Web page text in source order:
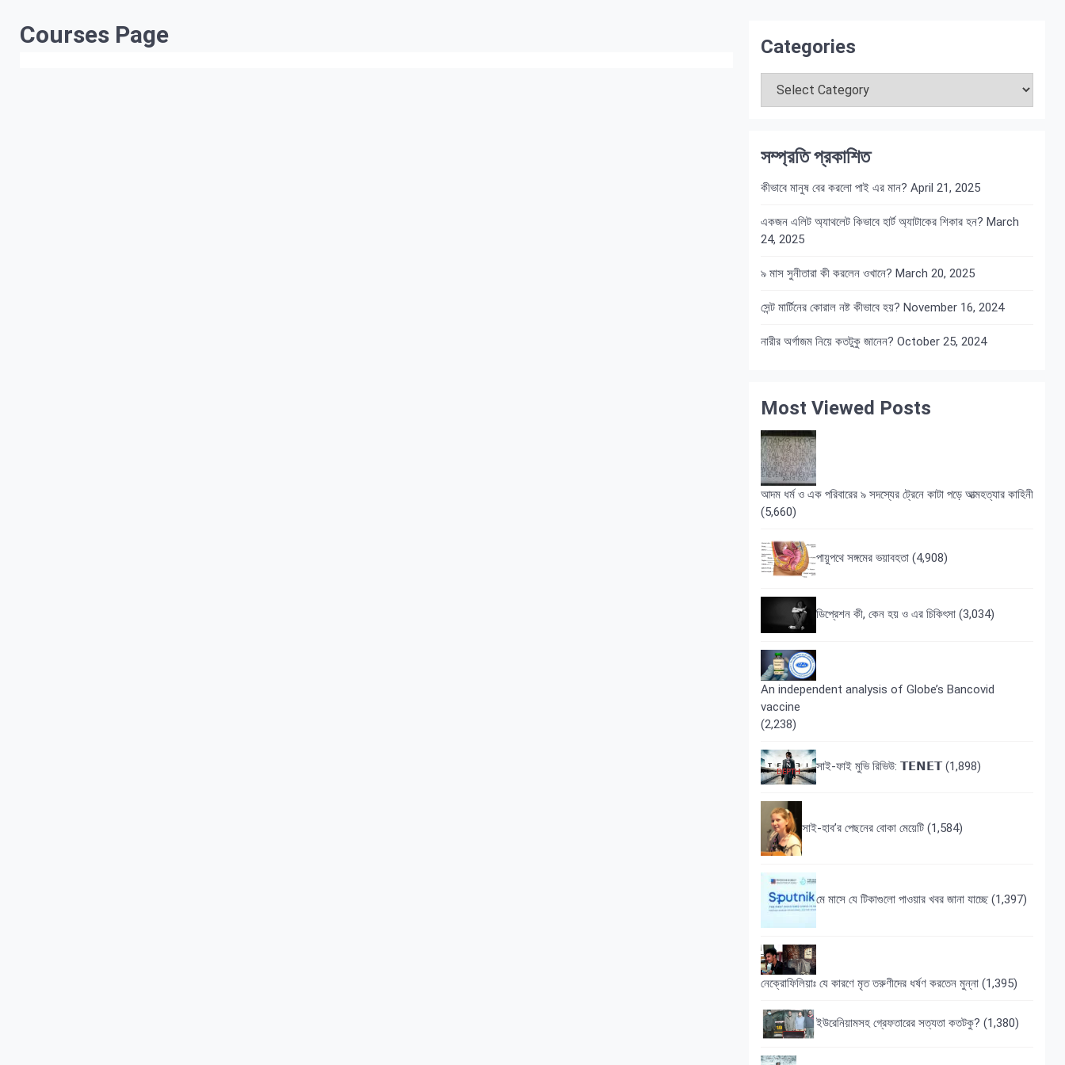
Courses Page Categories
সম্প্রতি প্রকাশিত
কীভাবে মানুষ বের করলো পাই এর মান? April 21, 2025
একজন এলিট অ্যাথলেট কিভাবে হার্ট অ্যাটাকের শিকার হন? March
24, 2025
৯ মাস সুনীতারা কী করলেন ওখানে? March 20, 2025
সেন্ট মার্টিনের কোরাল নষ্ট কীভাবে হয়? November 16, 2024
নারীর অর্গাজম নিয়ে কতটুকু জানেন? October 25, 2024
Most Viewed Posts
আদম ধর্ম ও এক পরিবারের ৯ সদস্যের ট্রেনে কাটা পড়ে আত্মহত্যার কাহিনী
(5,660)
পায়ুপথে সঙ্গমের ভয়াবহতা (4,908)
ডিপ্রেশন কী, কেন হয় ও এর চিকিৎসা (3,034)
An independent analysis of Globe’s Bancovid
vaccine
(2,238)
সাই-ফাই মুভি রিভিউ: 𝗧𝗘𝗡𝗘𝗧 (1,898)
সাই-হাব’র পেছনের বোকা মেয়েটি (1,584)
মে মাসে যে টিকাগুলো পাওয়ার খবর জানা যাচ্ছে (1,397)
নেক্রোফিলিয়াঃ যে কারণে মৃত তরুণীদের ধর্ষণ করতেন মুন্না (1,395)
ইউরেনিয়ামসহ গ্রেফতারের সত্যতা কতটকু? (1,380)